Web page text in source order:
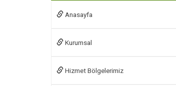
Anasayfa
Kurumsal
Hizmet Bölgelerimiz